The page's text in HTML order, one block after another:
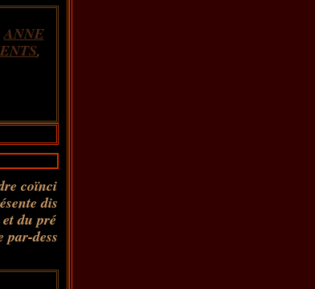
ANNE
,
coïnci
dis
du pré
par-dess